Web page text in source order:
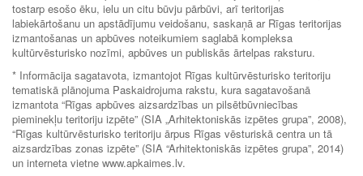
tostarp esošo ēku, ielu un citu būvju pārbūvi, arī teritorijas
labiekārtošanu un apstādījumu veidošanu, saskaņā ar Rīgas teritorijas
izmantošanas un apbūves noteikumiem saglabā kompleksa
kultūrvēsturisko nozīmi, apbūves un publiskās ārtelpas raksturu.
* Informācija sagatavota, izmantojot Rīgas kultūrvēsturisko teritoriju
tematiskā plānojuma Paskaidrojuma rakstu, kura sagatavošanā
izmantota “Rīgas apbūves aizsardzības un pilsētbūvniecības
pieminekļu teritoriju izpēte” (SIA „Arhitektoniskās izpētes grupa”, 2008),
“Rīgas kultūrvēsturisko teritoriju ārpus Rīgas vēsturiskā centra un tā
aizsardzības zonas izpēte” (SIA “Arhitektoniskās izpētes grupa”, 2014)
un interneta vietne www.apkaimes.lv.